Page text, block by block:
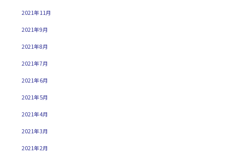
2021年11月
2021年9月
2021年8月
2021年7月
2021年6月
2021年5月
2021年4月
2021年3月
2021年2月